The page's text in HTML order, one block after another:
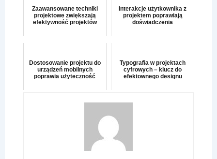
Zaawansowane techniki
projektowe zwiększają
efektywność projektów
Interakcje użytkownika z
projektem poprawiają
doświadczenia
Dostosowanie projektu do
urządzeń mobilnych
poprawia użyteczność
Typografia w projektach
cyfrowych – klucz do
efektownego designu